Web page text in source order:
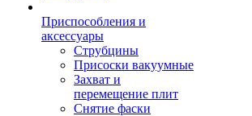
Приспособления и
аксессуары
Струбцины
Присоски вакуумные
Захват и
перемещение плит
Снятие фаски